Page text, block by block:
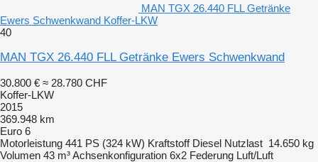
MAN TGX 26.440 FLL Getränke
Ewers Schwenkwand Koffer-LKW
40
MAN TGX 26.440 FLL Getränke Ewers Schwenkwand
30.800 € ≈ 28.780 CHF
Koffer-LKW
2015
369.948 km
Euro 6
Motorleistung 441 PS (324 kW) Kraftstoff Diesel Nutzlast 14.650 kg
Volumen 43 m³Achsenkonfiguration 6x2 Federung Luft/Luft